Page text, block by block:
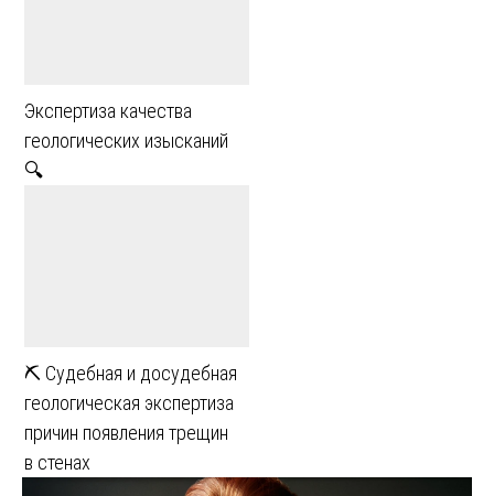
Экспертиза качества
геологических изысканий
🔍
⛏ Судебная и досудебная
геологическая экспертиза
причин появления трещин
в стенах